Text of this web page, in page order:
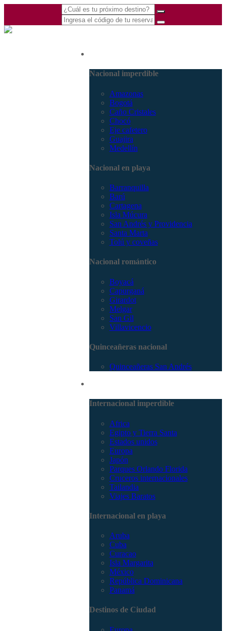
Nacional imperdible
Amazonas
Bogotá
Caño Cristales
Chocó
Eje cafetero
Guajira
Medellín
Nacional en playa
Barranquilla
Barú
Cartagena
Isla Múcura
San Andrés y Providencia
Santa Marta
Tolú y coveñas
Nacional romántico
Boyacá
Capurganá
Girardot
Melgar
San Gil
Villavicencio
Quinceañeras nacional
Quinceañeras San Andrés
Internacional imperdible
Africa
Egipto y Tierra Santa
Estados unidos
Europa
Japón
Parques Orlando Florida
Cruceros internacionales
Tailandia
Viajes Baratos
Internacional en playa
Aruba
Cuba
Curacao
Isla Margarita
México
República Dominicana
Panamá
Destinos de Ciudad